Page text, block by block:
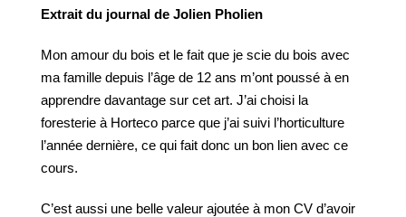
Extrait du journal de Jolien Pholien
Mon amour du bois et le fait que je scie du bois avec
ma famille depuis l’âge de 12 ans m’ont poussé à en
apprendre davantage sur cet art. J’ai choisi la
foresterie à Horteco parce que j’ai suivi l’horticulture
l’année dernière, ce qui fait donc un bon lien avec ce
cours.
C’est aussi une belle valeur ajoutée à mon CV d’avoir